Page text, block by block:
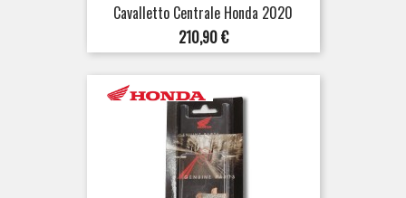
Cavalletto Centrale Honda 2020
Prezzo
210,90 €